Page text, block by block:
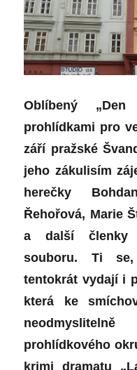
Oblíbený
prohlídkami pro
září pražské
jeho zákulisím
herečky
Řehořová, Marie
a další členky
souboru. Ti
tentokrát vydají i
která ke
prohlídkového
krimi dramatu